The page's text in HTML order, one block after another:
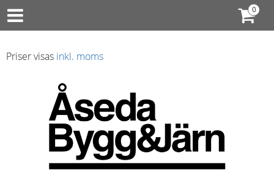
Priser visas inkl. moms